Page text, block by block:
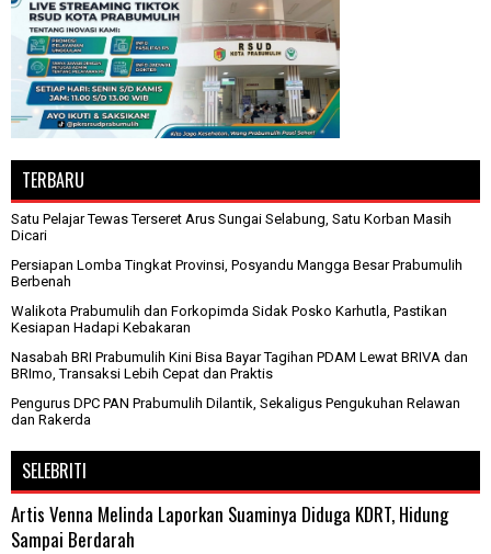
TERBARU
Satu Pelajar Tewas Terseret Arus Sungai Selabung, Satu Korban Masih
Dicari
Persiapan Lomba Tingkat Provinsi, Posyandu Mangga Besar Prabumulih
Berbenah
Walikota Prabumulih dan Forkopimda Sidak Posko Karhutla, Pastikan
Kesiapan Hadapi Kebakaran
Nasabah BRI Prabumulih Kini Bisa Bayar Tagihan PDAM Lewat BRIVA dan
BRImo, Transaksi Lebih Cepat dan Praktis
Pengurus DPC PAN Prabumulih Dilantik, Sekaligus Pengukuhan Relawan
dan Rakerda
SELEBRITI
Artis Venna Melinda Laporkan Suaminya Diduga KDRT, Hidung
Sampai Berdarah